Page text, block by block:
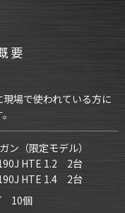
要
場で使われている方に
ン（限定モデル）
HTE 1.2 2台
HTE 1.4 2台
10個